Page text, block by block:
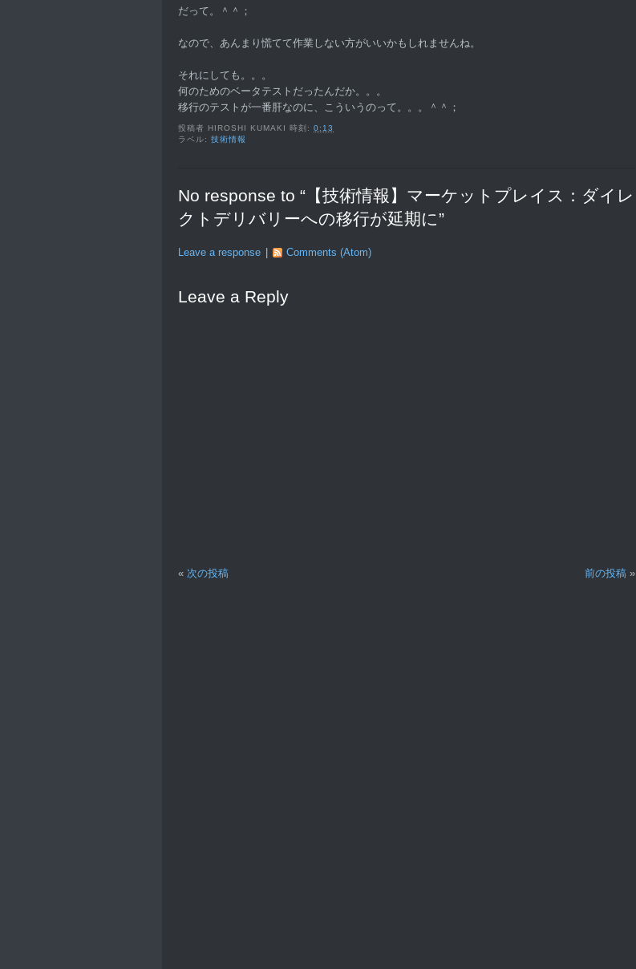
だって。＾＾；
なので、あんまり慌てて作業しない方がいいかもしれませんね。
それにしても。。。
何のためのベータテストだったんだか。。。
移行のテストが一番肝なのに、こういうのって。。。＾＾；
投稿者 HIROSHI KUMAKI 時刻:0:13
ラベル:技術情報
No response to “【技術情報】マーケットプレイス：ダイレ
クトデリバリーへの移行が延期に”
Leave a response Comments (Atom)
Leave a Reply
« 次の投稿 前の投稿 »